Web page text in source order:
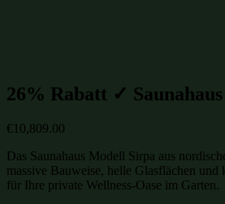
26% Rabatt ✓
€ 10,809.00
Das Saunahaus Modell Sirpa aus
massive Bauweise, helle Glasflächen und
für Ihre private Wellness-Oase im Garten.